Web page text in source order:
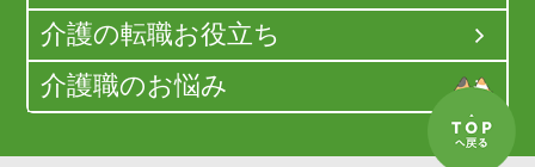
介護の転職お役立ち
介護職のお悩み